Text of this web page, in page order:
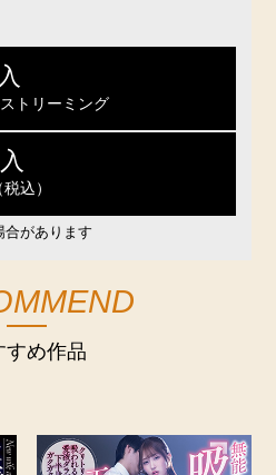
トリーミング
込）
があります
すめ作品